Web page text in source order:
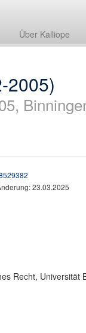
Über Kalliope
2005)
23.03.2025
Recht, Universität